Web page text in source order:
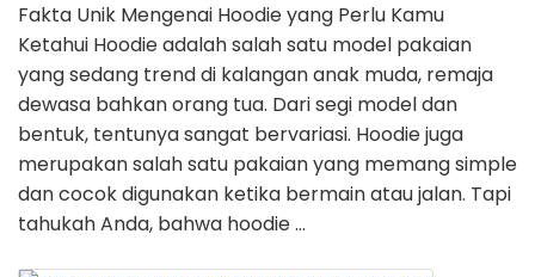
Fakta Unik Mengenai Hoodie yang Perlu Kamu
Ketahui Hoodie adalah salah satu model pakaian
yang sedang trend di kalangan anak muda, remaja
dewasa bahkan orang tua. Dari segi model dan
bentuk, tentunya sangat bervariasi. Hoodie juga
merupakan salah satu pakaian yang memang simple
dan cocok digunakan ketika bermain atau jalan. Tapi
tahukah Anda, bahwa hoodie …